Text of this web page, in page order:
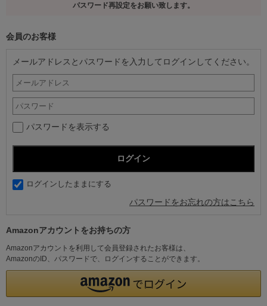
パスワード再設定をお願い致します。
会員のお客様
メールアドレスとパスワードを入力してログインしてください。
パスワードを表示する
ログインしたままにする
パスワードをお忘れの方はこちら
Amazonアカウントをお持ちの方
Amazonアカウントを利用して会員登録されたお客様は、
AmazonのID、パスワードで、ログインすることができます。